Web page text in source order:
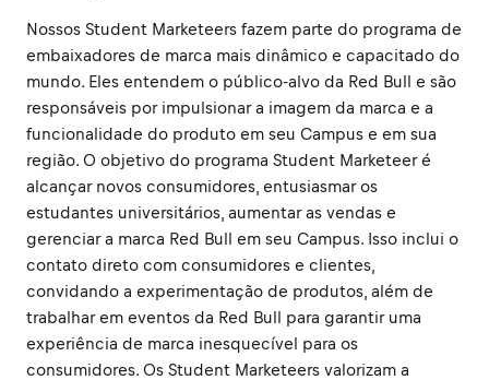
Nossos Student Marketeers fazem parte do programa de
embaixadores de marca mais dinâmico e capacitado do
mundo. Eles entendem o público-alvo da Red Bull e são
responsáveis por impulsionar a imagem da marca e a
funcionalidade do produto em seu Campus e em sua
região. O objetivo do programa Student Marketeer é
alcançar novos consumidores, entusiasmar os
estudantes universitários, aumentar as vendas e
gerenciar a marca Red Bull em seu Campus. Isso inclui o
contato direto com consumidores e clientes,
convidando a experimentação de produtos, além de
trabalhar em eventos da Red Bull para garantir uma
experiência de marca inesquecível para os
consumidores. Os Student Marketeers valorizam a